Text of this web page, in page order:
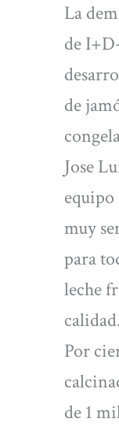
La
de
de
Jose
equipo
muy
para
leche
calidad.
Por
de 1